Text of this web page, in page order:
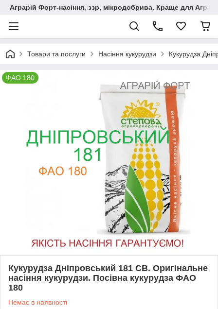
Аграрій Форт-насіння, ззр, мікродобрива. Краще для
Товари та послуги Насіння кукурудзи Кукурудза
ФАО 180
Кукурудза Дніпровський 181 СВ. Оригінальне
насіння кукурудзи. Посівна кукурудза ФАО
180
Немає в наявності